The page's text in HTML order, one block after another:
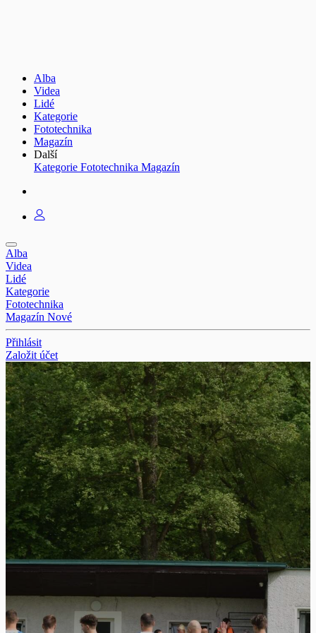
Alba
Videa
Lidé
Kategorie
Fototechnika
Magazín
Další
Kategorie Fototechnika Magazín
Alba
Videa
Lidé
Kategorie
Fototechnika
Magazín Nové
Přihlásit
Založit účet